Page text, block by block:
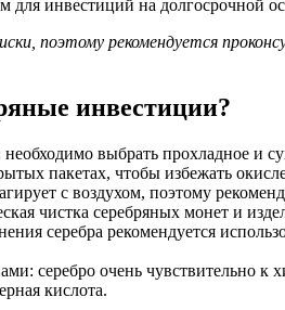
для инвестиций на долгосрочной
поэтому рекомендуется
инвестиции?
выбрать прохладное и
пакетах, чтобы избежать
с воздухом, поэтому
чистка серебряных монет и
серебра рекомендуется
серебро очень чувствительно
кислота.